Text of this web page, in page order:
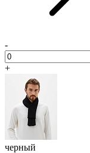
-
+
черный